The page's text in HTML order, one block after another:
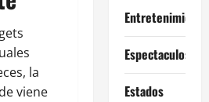
la
viene
Entretenimiento
Espectaculos
Estados